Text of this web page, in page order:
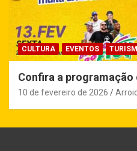
CULTURA EVENTOS
Confira a
10 de fevereiro de 2026